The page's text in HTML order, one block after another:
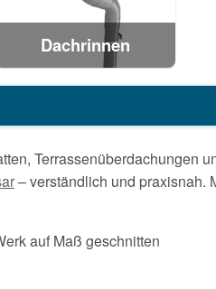
Dachrinnen
Terrassenüberdachungen
– verständlich und praxisnah.
auf Maß geschnitten